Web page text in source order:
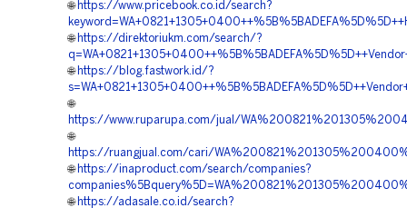
🌐 https://www.pricebook.co.id/search?
🌐 https://direktoriukm.com/search/?
🌐 https://blog.fastwork.id/?
🌐
https://www.ruparupa.com/jual/
🌐
https://ruangjual.com/cari/
🌐 https://inaproduct.com/search/companies?
🌐 https://adasale.co.id/search?